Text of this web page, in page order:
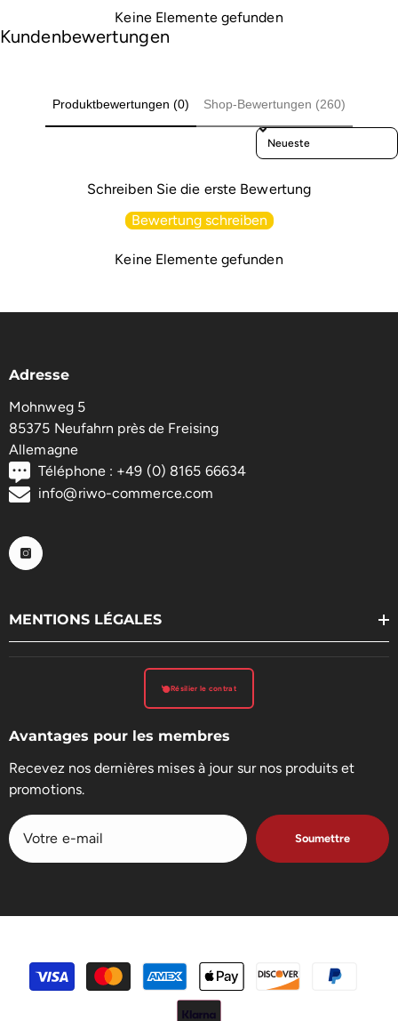
Keine Elemente gefunden
Kundenbewertungen
Produktbewertungen (0) Shop-Bewertungen (260)
Sort Reviews By
Schreiben Sie die erste Bewertung
Bewertung schreiben
Keine Elemente gefunden
Adresse
Mohnweg 5
85375 Neufahrn près de Freising
Allemagne
Téléphone : +49 (0) 8165 66634
info@riwo-commerce.com
MENTIONS LÉGALES
Résilier le contrat
Avantages pour les membres
Recevez nos dernières mises à jour sur nos produits et
promotions.
Soumettre
Méthodes
de
paiement